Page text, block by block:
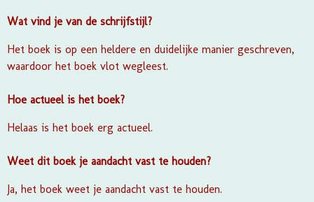
Wat vind je van de schrijfstijl?
Het boek is op een heldere en duidelijke manier geschreven,
waardoor het boek vlot wegleest.
Hoe actueel is het boek?
Helaas is het boek erg actueel.
Weet dit boek je aandacht vast te houden?
Ja, het boek weet je aandacht vast te houden.